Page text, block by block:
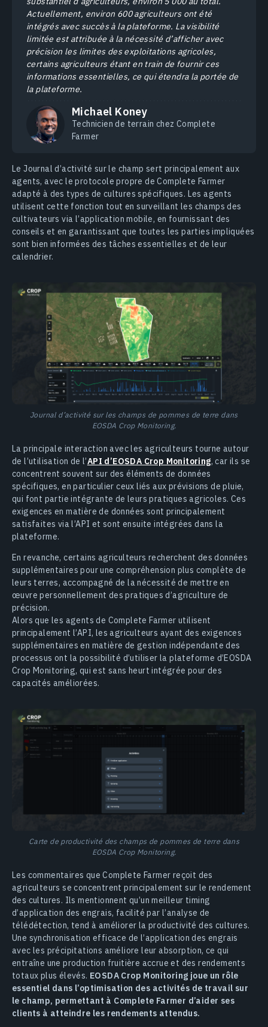
Actuellement, environ 600 agriculteurs ont été
intégrés avec succès à la plateforme. La visibilité
limitée est attribuée à la nécessité d’afficher avec
précision les limites des exploitations agricoles,
certains agriculteurs étant en train de fournir ces
informations essentielles, ce qui étendra la portée de
la plateforme.
Michael Koney
Technicien de terrain chez Complete
Farmer
Le Journal d’activité sur le champ sert principalement aux
agents, avec le protocole propre de Complete Farmer
adapté à des types de cultures spécifiques. Les agents
utilisent cette fonction tout en surveillant les champs des
cultivateurs via l’application mobile, en fournissant des
conseils et en garantissant que toutes les parties impliquées
sont bien informées des tâches essentielles et de leur
calendrier.
Journal d’activité sur les champs de pommes de terre dans
EOSDA Crop Monitoring.
La principale interaction avec les agriculteurs tourne autour
de l’utilisation de l’API d’EOSDA Crop Monitoring, car ils se
concentrent souvent sur des éléments de données
spécifiques, en particulier ceux liés aux prévisions de pluie,
qui font partie intégrante de leurs pratiques agricoles. Ces
exigences en matière de données sont principalement
satisfaites via l’API et sont ensuite intégrées dans la
plateforme.
En revanche, certains agriculteurs recherchent des données
supplémentaires pour une compréhension plus complète de
leurs terres, accompagné de la nécessité de mettre en
œuvre personnellement des pratiques d’agriculture de
précision.
Alors que les agents de Complete Farmer utilisent
principalement l’API, les agriculteurs ayant des exigences
supplémentaires en matière de gestion indépendante des
processus ont la possibilité d’utiliser la plateforme d’EOSDA
Crop Monitoring, qui est sans heurt intégrée pour des
capacités améliorées.
Carte de productivité des champs de pommes de terre dans
EOSDA Crop Monitoring.
Les commentaires que Complete Farmer reçoit des
agriculteurs se concentrent principalement sur le rendement
des cultures. Ils mentionnent qu’un meilleur timing
d’application des engrais, facilité par l’analyse de
télédétection, tend à améliorer la productivité des cultures.
Une synchronisation efficace de l’application des engrais
avec les précipitations améliore leur absorption, ce qui
entraîne une production fruitière accrue et des rendements
totaux plus élevés. EOSDA Crop Monitoring joue un rôle
essentiel dans l’optimisation des activités de travail sur
le champ, permettant à Complete Farmer d’aider ses
clients à atteindre les rendements attendus.